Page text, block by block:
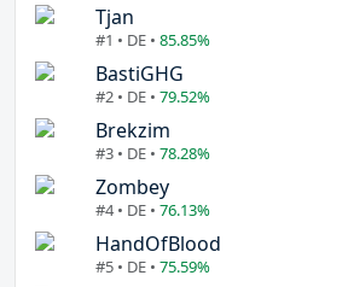
Tjan
#1 • DE • 85.85%
BastiGHG
#2 • DE • 79.52%
Brekzim
#3 • DE • 78.28%
Zombey
#4 • DE • 76.13%
HandOfBlood
#5 • DE • 75.59%